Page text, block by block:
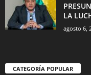
LA
agosto 6,
CATEGORÍA POPULAR